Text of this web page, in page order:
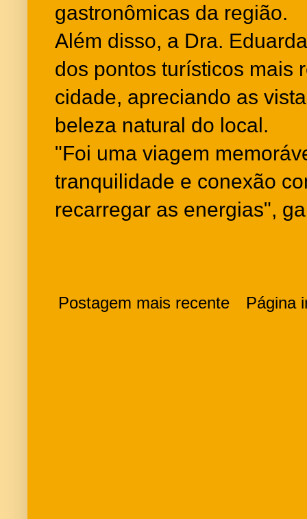
gastronômicas da região.
Além disso, a Dra.
dos pontos turísticos mais
cidade, apreciando as
beleza natural do local.
"Foi uma viagem
tranquilidade e conexão
recarregar as energias",
Postagem mais recente Página